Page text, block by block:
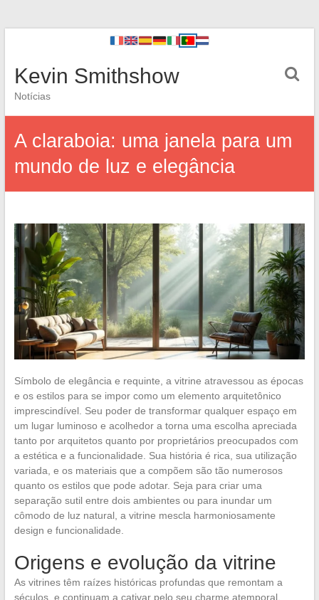
Kevin Smithshow
Notícias
A claraboia: uma janela para um
mundo de luz e elegância
Símbolo de elegância e requinte, a vitrine atravessou as épocas
e os estilos para se impor como um elemento arquitetônico
imprescindível. Seu poder de transformar qualquer espaço em
um lugar luminoso e acolhedor a torna uma escolha apreciada
tanto por arquitetos quanto por proprietários preocupados com
a estética e a funcionalidade. Sua história é rica, sua utilização
variada, e os materiais que a compõem são tão numerosos
quanto os estilos que pode adotar. Seja para criar uma
separação sutil entre dois ambientes ou para inundar um
cômodo de luz natural, a vitrine mescla harmoniosamente
design e funcionalidade.
Origens e evolução da vitrine
As vitrines têm raízes históricas profundas que remontam a
séculos, e continuam a cativar pelo seu charme atemporal.